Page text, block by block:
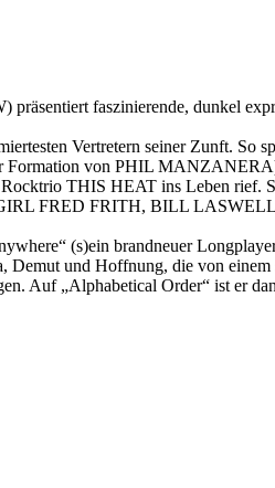
faszinierende, dunkel
Vertretern seiner Zunft. So
von PHIL
THIS HEAT ins Leben rief.
FRED FRITH, BILL LASWELL,
(s)ein brandneuer
und Hoffnung, die von
Auf „Alphabetical Order“ ist er